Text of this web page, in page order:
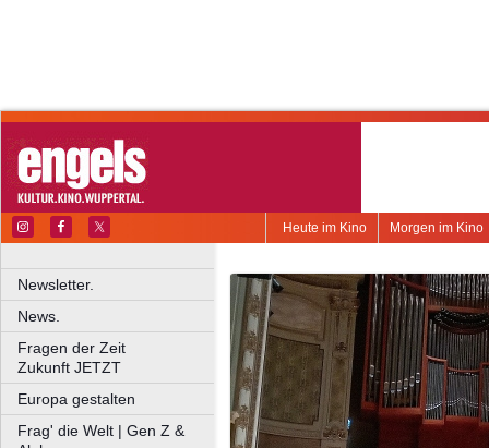
Morgen im Kino
Heute im Kino
Newsletter.
News.
Fragen der Zeit
Zukunft JETZT
Europa gestalten
Frag' die Welt | Gen Z &